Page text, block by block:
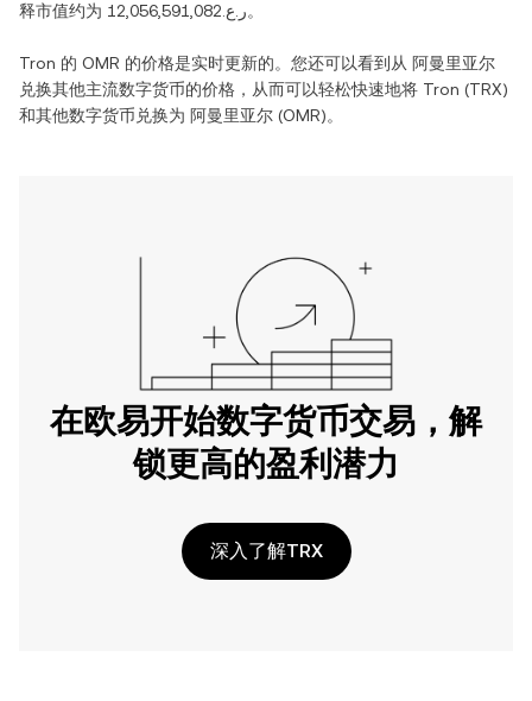
释市值约为
ر.ع.12,056,591,082。
Tron 的 OMR 的价格是实时更新的。您还可以看到从 阿曼里亚尔
兑换其他主流数字货币的价格，从而可以轻松快速地将 Tron (TRX)
和其他数字货币兑换为 阿曼里亚尔 (OMR)。
在欧易开始数字货币交易，解
锁更高的盈利潜力
深入了解TRX